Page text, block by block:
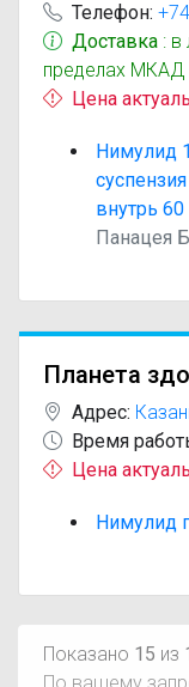
Телефон:
Доставка :
пределах МКАД
Цена
Нимулид
внутрь
Панацея
Планета
Адрес:
Время
Цена
Нимулид
Показано 15 из